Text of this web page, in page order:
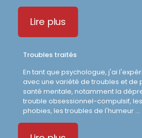
Lire plus
Troubles traités
En tant que psychologue, j'ai
avec une variété de troubles et de
santé mentale, notamment la
trouble obsessionnel-compulsif,
phobies, les troubles de l'humeur ...